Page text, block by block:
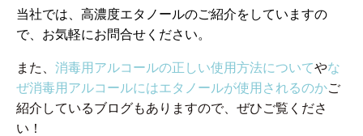
当社では、高濃度エタノールのご紹介をしていますの
で、お気軽にお問合せください。
また、 消毒用アルコールの正しい使用方法についてやな
ぜ消毒用アルコールにはエタノールが使用されるのかご
紹介しているブログもありますので、ぜひご覧くださ
い！